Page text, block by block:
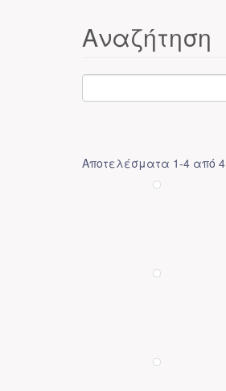
Αναζήτηση
Αποτελέσματα 1-4 από 4